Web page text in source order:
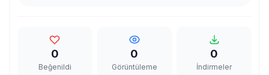
0
Beğenildi
0
Görüntüleme
0
İndirmeler